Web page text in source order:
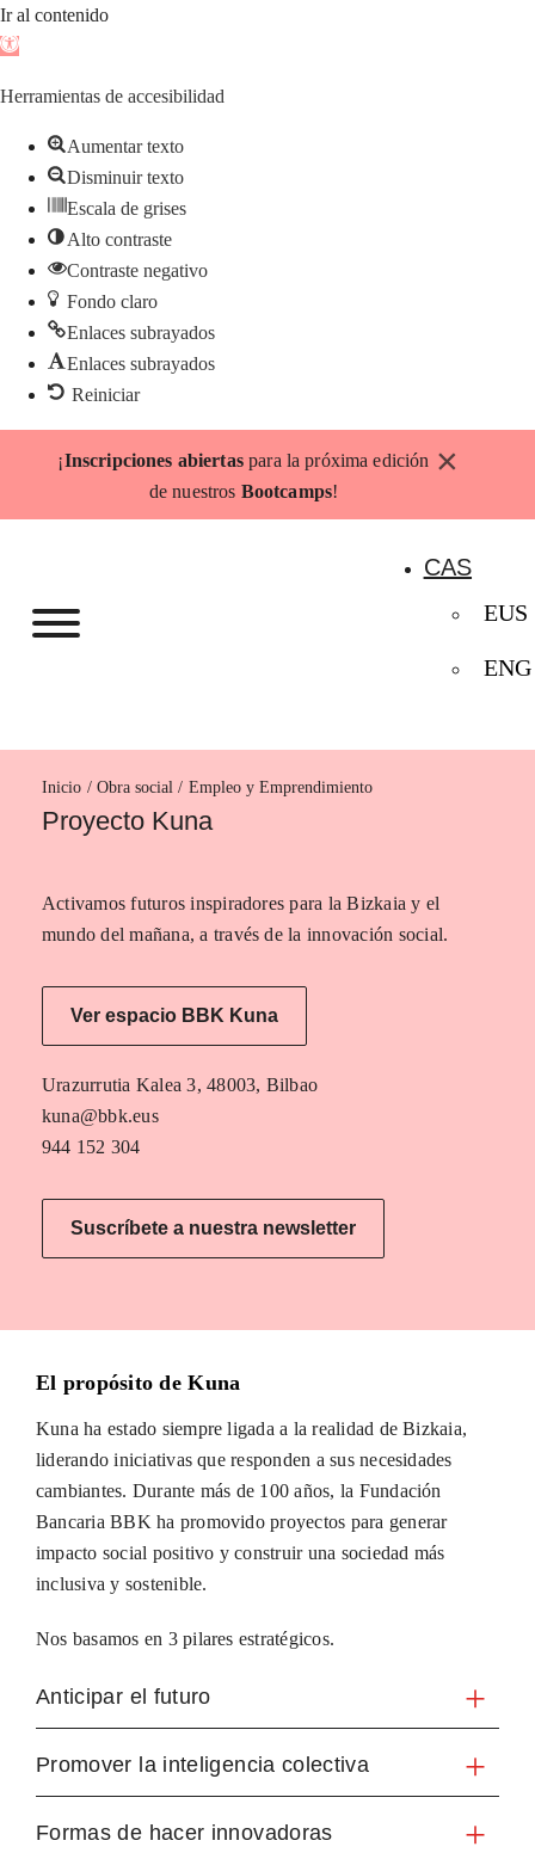
Ir al contenido
Abrir
de
herramientas
Herramientas de accesibilidad
Aumentar texto
Disminuir texto
Escala de grises
Alto contraste
Contraste negativo
Fondo claro
Enlaces subrayados
Enlaces subrayados
Reiniciar
¡Inscripciones abiertaspara la próxima edición
de nuestros Bootcamps!
×
CAS
EUS
ENG
Inicio Empleo y Emprendimiento
Proyecto Kuna
Activamos futuros inspiradores para la Bizkaia y el
mundo del mañana, a través de la innovación social.
Ver espacio BBK Kuna
Urazurrutia Kalea 3, 48003, Bilbao
kuna@bbk.eus
944 152 304
Suscríbete a nuestra newsletter
El propósito de Kuna
Kuna ha estado siempre ligada a la realidad de Bizkaia,
liderando iniciativas que responden a sus necesidades
cambiantes. Durante más de 100 años, la Fundación
Bancaria BBK ha promovido proyectos para generar
impacto social positivo y construir una sociedad más
inclusiva y sostenible.
Nos basamos en 3 pilares estratégicos.
Anticipar el futuro
Promover la inteligencia colectiva
Formas de hacer innovadoras